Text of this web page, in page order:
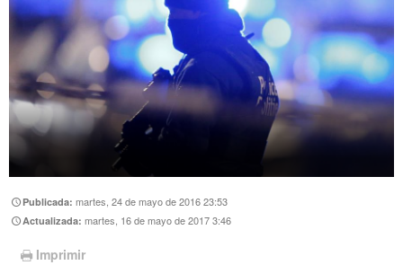
Publicada:martes, 24 de mayo de 2016 23:53
Actualizada:martes, 16 de mayo de 2017 3:46
Imprimir